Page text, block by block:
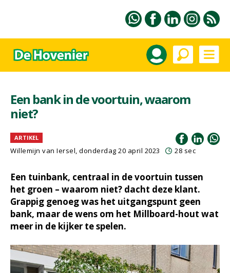
Een bank in de voortuin, waarom
niet?
ARTIKEL
Willemijn van Iersel, donderdag 20 april 2023 28 sec
Een tuinbank, centraal in de voortuin tussen
het groen – waarom niet? dacht deze klant.
Grappig genoeg was het uitgangspunt geen
bank, maar de wens om het Millboard-hout wat
meer in de kijker te spelen.